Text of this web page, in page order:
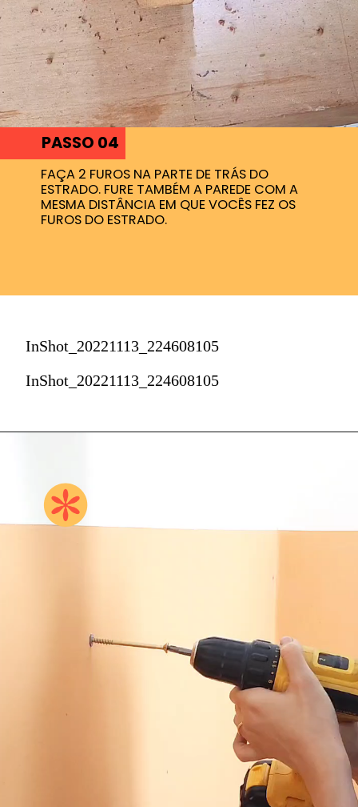
FAÇA 2 FUROS NA PARTE DE TRÁS DO
ESTRADO. FURE TAMBÉM A PAREDE COM A
MESMA DISTÂNCIA EM QUE VOCÊS FEZ OS
FUROS DO ESTRADO.
PASSO 04
InShot_20221113_224608105
InShot_20221113_224608105